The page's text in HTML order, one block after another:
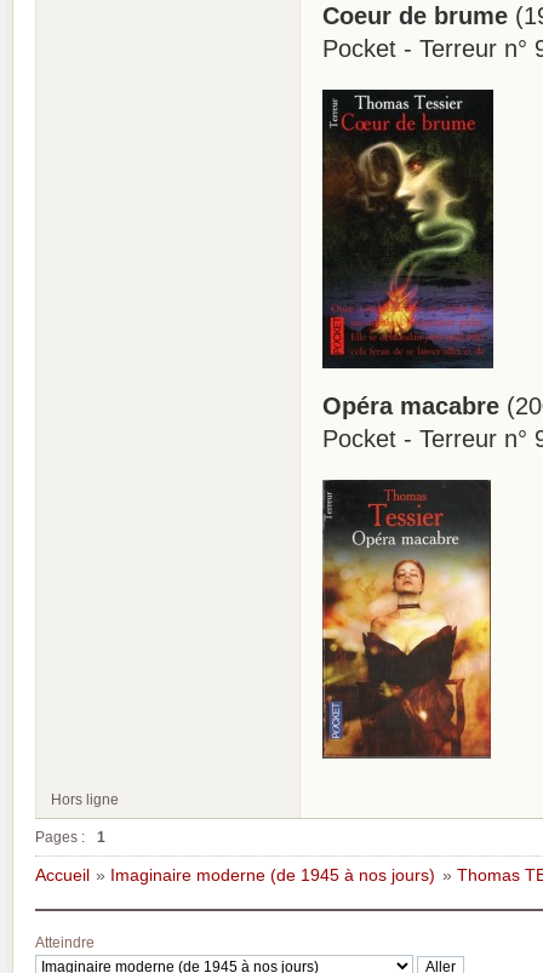
Coeur de brume
Pocket - Terreur n°
Opéra macabre
Pocket - Terreur n°
Hors ligne
Pages : 1
Accueil » Imaginaire moderne (de 1945 à nos jours) » Thomas
Atteindre